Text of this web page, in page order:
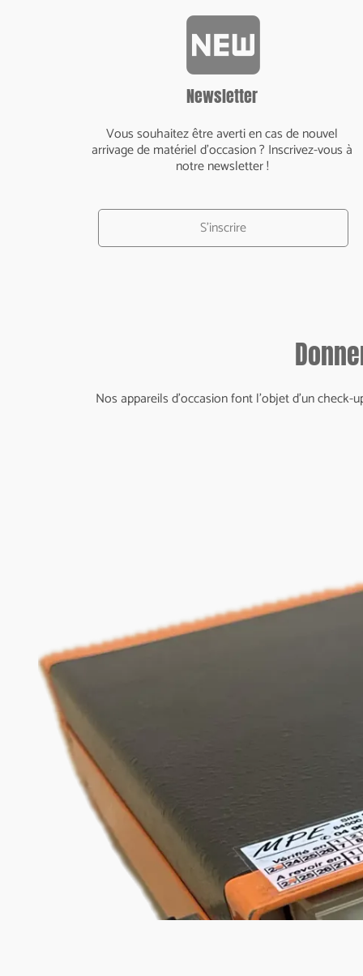
fiber_new
Newsletter
Vous souhaitez être averti en cas de nouvel
arrivage de matériel d'occasion ? Inscrivez-vous à
notre newsletter !
S'inscrire
Nos appareils d'occasion font l'objet d'un check-